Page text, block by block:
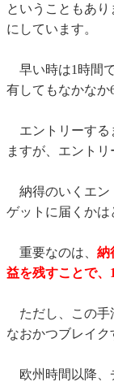
ということもあ
にしています。
早い時は1時間
有してもなかなか
エントリーする
ますが、エントリ
納得のいくエン
ゲットに届くかは
重要なのは、 納
益を残すことで、
ただし、この手
なおかつブレイク
欧州時間以降、